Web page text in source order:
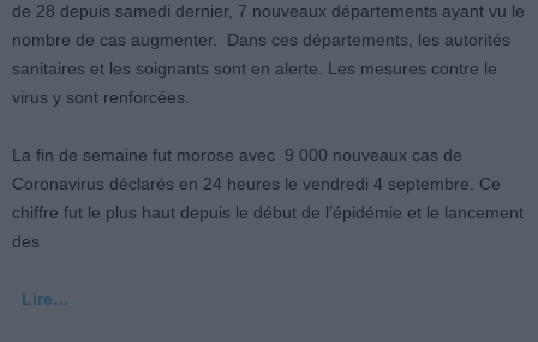
de 28 depuis samedi dernier, 7 nouveaux départements ayant vu le
nombre de cas augmenter. Dans ces départements, les autorités
sanitaires et les soignants sont en alerte. Les mesures contre le
virus y sont renforcées.
La fin de semaine fut morose avec 9 000 nouveaux cas de
Coronavirus déclarés en 24 heures le vendredi 4 septembre. Ce
chiffre fut le plus haut depuis le début de l’épidémie et le lancement
des
Lire…